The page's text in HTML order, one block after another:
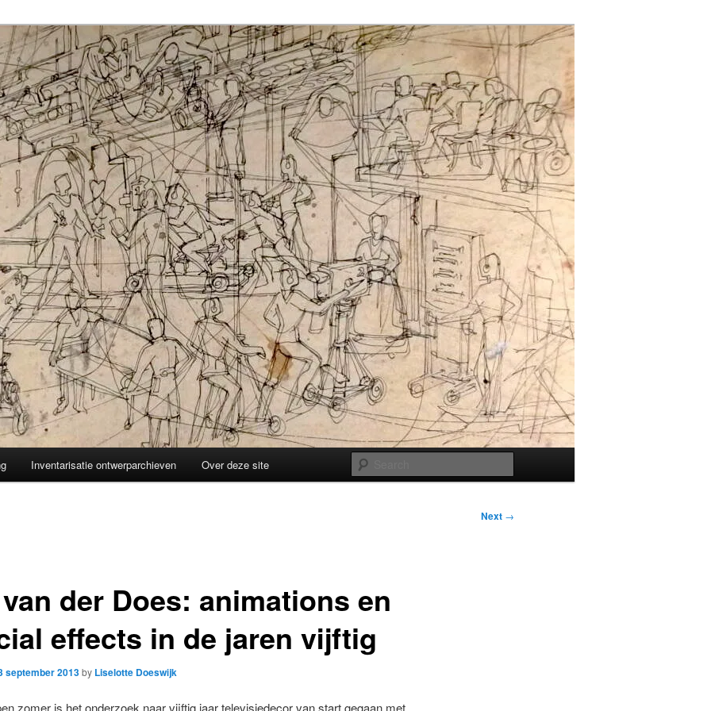
Inventarisatie ontwerparchieven Over deze site
Next →
der Does: animations en
effects in de jaren vijftig
september 2013by Liselotte Doeswijk
zomer is het onderzoek naar vijftig jaar televisiedecor van start gegaan met